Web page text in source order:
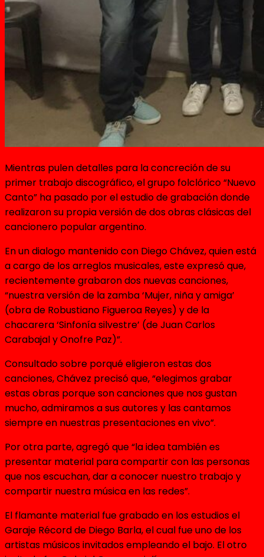
Mientras pulen detalles para la concreción de su
primer trabajo discográfico, el grupo folclórico “Nuevo
Canto” ha pasado por el estudio de grabación donde
realizaron su propia versión de dos obras clásicas del
cancionero popular argentino.
En un dialogo mantenido con Diego Chávez, quien está
a cargo de los arreglos musicales, este expresó que,
recientemente grabaron dos nuevas canciones,
“nuestra versión de la zamba ‘Mujer, niña y amiga’
(obra de Robustiano Figueroa Reyes) y de la
chacarera ‘Sinfonía silvestre’ (de Juan Carlos
Carabajal y Onofre Paz)”.
Consultado sobre porqué eligieron estas dos
canciones, Chávez precisó que, “elegimos grabar
estas obras porque son canciones que nos gustan
mucho, admiramos a sus autores y las cantamos
siempre en nuestras presentaciones en vivo”.
Por otra parte, agregó que “la idea también es
presentar material para compartir con las personas
que nos escuchan, dar a conocer nuestro trabajo y
compartir nuestra música en las redes”.
El flamante material fue grabado en los estudios el
Garaje Récord de Diego Barla, el cual fue uno de los
artistas músicos invitados empleando el bajo. El otro